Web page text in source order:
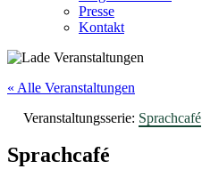
Presse
Kontakt
« Alle Veranstaltungen
Veranstaltungsserie: Sprachcafé
Sprachcafé